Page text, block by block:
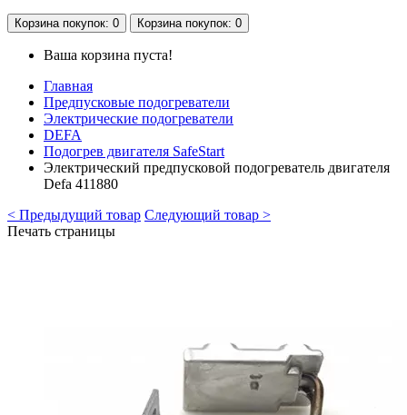
Корзина покупок: 0 Корзина покупок: 0
Ваша корзина пуста!
Главная
Предпусковые подогреватели
Электрические подогреватели
DEFA
Подогрев двигателя SafeStart
Электрический предпусковой подогреватель двигателя
Defa 411880
< Предыдущий товар Следующий товар >
Печать страницы